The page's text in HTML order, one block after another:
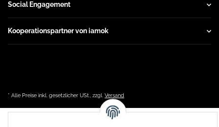
Social Engagement
Kooperationspartner von iamok
* Alle Preise inkl. gesetzlicher USt., zzgl. Versand
Powered by